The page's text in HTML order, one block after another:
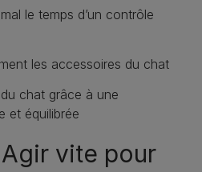
le temps d’un contrôle
les accessoires du chat
chat grâce à une
et équilibrée
vite pour